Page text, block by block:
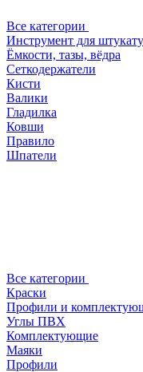
Все категории
Инструмент для
Ёмкости, тазы, вёдра
Сеткодержатели
Кисти
Валики
Гладилка
Ковши
Правило
Шпатели
Все категории
Краски
Профили и
Углы ПВХ
Комплектующие
Маяки
Профили